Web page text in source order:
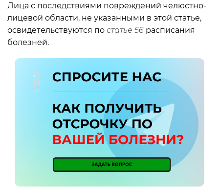
Лица с последствиями повреждений челюстно-
лицевой области, не указанными в этой статье,
освидетельствуются по статье 56 расписания
болезней.